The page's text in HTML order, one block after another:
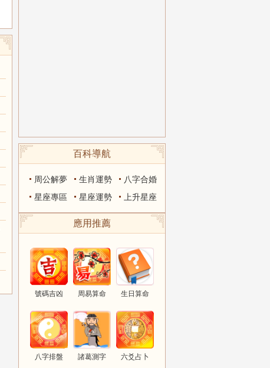
百科導航
周公解夢 生肖運勢
八字合婚
星座專區
星座運勢 上升星座
應用推薦
號碼吉凶 周易算命 生日算命
八字排盤 諸葛測字 六爻占卜